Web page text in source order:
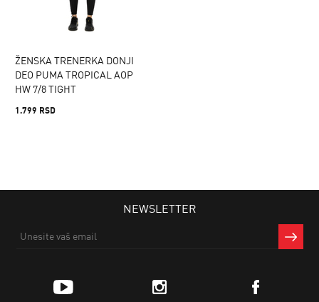
ŽENSKA TRENERKA DONJI
DEO PUMA TROPICAL AOP
HW 7/8 TIGHT
1.799 RSD
NEWSLETTER